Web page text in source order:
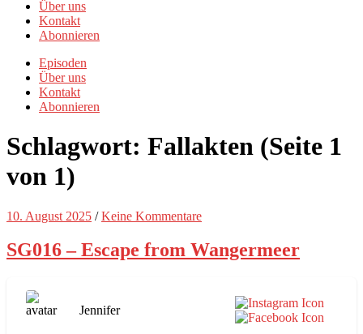
Über uns
Kontakt
Abonnieren
Episoden
Über uns
Kontakt
Abonnieren
Schlagwort: Fallakten (Seite 1
von 1)
10. August 2025 / Keine Kommentare
SG016 – Escape from Wangermeer
Jennifer